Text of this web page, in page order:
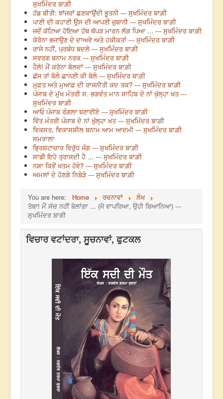
ਸੁਖਮਿੰਦਰ ਬਾਗ਼ੀ
ਹੱਡ ਬੀਤੀ: ਝਾਂਜਰਾਂ ਛਣਕਾਉਂਦੀ ਭੂਤਨੀ --- ਸੁਖਮਿੰਦਰ ਬਾਗ਼ੀ
ਪਾਣੀ ਦੀ ਕਹਾਣੀ ਉਸ ਦੀ ਆਪਣੀ ਜ਼ੁਬਾਨੀ --- ਸੁਖਮਿੰਦਰ ਬਾਗ਼ੀ
ਜਦੋਂ ਕੱਟਿਆ ਹੋਇਆ ਹੱਥ ਥੱਪੜ ਮਾਰਨ ਲੱਗ ਪਿਆ ... --- ਸੁਖਮਿੰਦਰ ਬਾਗ਼ੀ
ਕੋਰੋਨਾ ਭਜਾਉਣ ਦੇ ਦਾਅਵੇ ਅਤੇ ਹਕੀਕਤਾਂ --- ਸੁਖਮਿੰਦਰ ਬਾਗ਼ੀ
ਰਾਜੇ ਨਹੀਂ, ਪ੍ਰਬੰਧ ਬਦਲੋ --- ਸੁਖਮਿੰਦਰ ਬਾਗ਼ੀ
ਸਵਰਗ ਬਨਾਮ ਨਰਕ --- ਸੁਖਮਿੰਦਰ ਬਾਗ਼ੀ
ਹੈਲੋ! ਮੈਂ ਕਰੋਨਾ ਬੋਲਦਾਂ --- ਸੁਖਮਿੰਦਰ ਬਾਗ਼ੀ
ਛੱਜ ਤਾਂ ਬੋਲੇ ਛਾਨਣੀ ਕੀ ਬੋਲੇ --- ਸੁਖਮਿੰਦਰ ਬਾਗ਼ੀ
ਮੁਫ਼ਤ ਅਤੇ ਮੁਆਫ਼ ਦੀ ਰਾਜਨੀਤੀ ਕਦ ਤਕ? --- ਸੁਖਮਿੰਦਰ ਬਾਗ਼ੀ
ਪੰਜਾਬ ਦੇ ਮੁੱਖ ਮੰਤਰੀ ਸ. ਭਗਵੰਤ ਮਾਨ ਸਾਹਿਬ ਦੇ ਨਾਂ ਖੁੱਲ੍ਹਾ ਖ਼ਤ ---
ਸੁਖਮਿੰਦਰ ਬਾਗ਼ੀ
ਆਓ ਪੰਜਾਬ ਰੰਗਲਾ ਬਣਾਈਏ --- ਸੁਖਮਿੰਦਰ ਬਾਗ਼ੀ
ਵਿੱਤ ਮੰਤਰੀ ਪੰਜਾਬ ਦੇ ਨਾਂ ਖੁੱਲ੍ਹਾ ਖ਼ਤ --- ਸੁਖਮਿੰਦਰ ਬਾਗ਼ੀ
ਵਿਕਸਤ, ਵਿਕਾਸਸ਼ੀਲ ਬਨਾਮ ਆਮ ਆਦਮੀ --- ਸੁਖਮਿੰਦਰ ਬਾਗ਼ੀ
ਸਮਰਾਲਾ
ਭ੍ਰਿਸ਼ਟਾਚਾਰ ਵਿਰੁੱਧ ਜੰਗ --- ਸੁਖਮਿੰਦਰ ਬਾਗ਼ੀ
ਸਾਡੀ ਇਹੋ ਤ੍ਰਾਸਦੀ ਹੈ ... --- ਸੁਖਮਿੰਦਰ ਬਾਗ਼ੀ
ਨਸ਼ਾ ਕਿਵੇਂ ਖਤਮ ਹੋਵੇ? --- ਸੁਖਮਿੰਦਰ ਬਾਗ਼ੀ
ਅਮਲਾਂ ਦੇ ਹੋਣਗੇ ਨਿਬੇੜੇ --- ਸੁਖਮਿੰਦਰ ਬਾਗ਼ੀ
You are here: Home ਰਚਨਾਵਾਂ
ਲੇਖ
ਤੋਬਾ! ਮੈਂ ਸੱਚ ਨਹੀਂ ਬੋਲਾਂਗਾ ... (ਜੋ ਵਾਪਰਿਆ, ਉਹੀ ਬਿਆਨਿਆ) ---
ਸੁਖਮਿੰਦਰ ਬਾਗੀ
ਵਿਚਾਰ ਵਟਾਂਦਰਾ, ਸੂਚਨਾਵਾਂ, ਫੁਟਕਲ